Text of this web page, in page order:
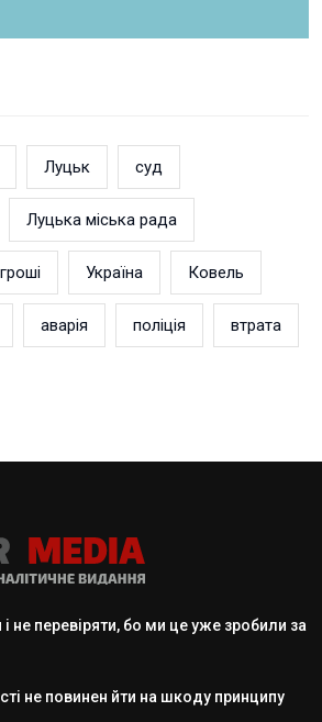
Луцьк суд
Луцька міська рада
гроші Україна Ковель
аварія поліція втрата
не перевіряти, бо ми це уже зробили за
не повинен йти на шкоду принципу